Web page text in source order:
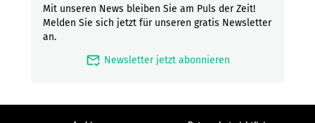
Mit unseren News bleiben Sie am Puls der Zeit!
Melden Sie sich jetzt für unseren gratis Newsletter
an.
mark_email_read Newsletter jetzt abonnieren